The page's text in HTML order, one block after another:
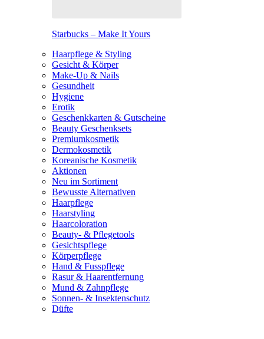
Starbucks – Make It Yours
Haarpflege & Styling
Gesicht & Körper
Make-Up & Nails
Gesundheit
Hygiene
Erotik
Geschenkkarten & Gutscheine
Beauty Geschenksets
Premiumkosmetik
Dermokosmetik
Koreanische Kosmetik
Aktionen
Neu im Sortiment
Bewusste Alternativen
Haarpflege
Haarstyling
Haarcoloration
Beauty- & Pflegetools
Gesichtspflege
Körperpflege
Hand & Fusspflege
Rasur & Haarentfernung
Mund & Zahnpflege
Sonnen- & Insektenschutz
Düfte